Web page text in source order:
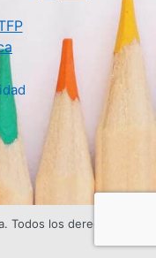
Todos los derechos